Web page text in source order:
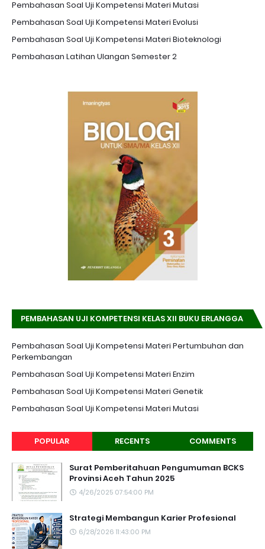
Pembahasan Soal Uji Kompetensi Materi Mutasi
Pembahasan Soal Uji Kompetensi Materi Evolusi
Pembahasan Soal Uji Kompetensi Materi Bioteknologi
Pembahasan Latihan Ulangan Semester 2
PEMBAHASAN UJI KOMPETENSI KELAS XII BUKU ERLANGGA
Pembahasan Soal Uji Kompetensi Materi Pertumbuhan dan
Perkembangan
Pembahasan Soal Uji Kompetensi Materi Enzim
Pembahasan Soal Uji Kompetensi Materi Genetik
Pembahasan Soal Uji Kompetensi Materi Mutasi
POPULAR RECENTS COMMENTS
Surat Pemberitahuan Pengumuman BCKS
Provinsi Aceh Tahun 2025
4/26/2025 07:54:00 PM
Strategi Membangun Karier Profesional
6/28/2026 11:43:00 PM